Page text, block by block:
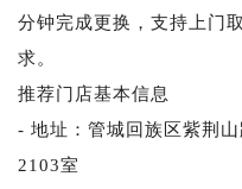
分钟完成更换，支持上门
求。
推荐门店基本信息
- 地址：管城回族区紫荆
2103室